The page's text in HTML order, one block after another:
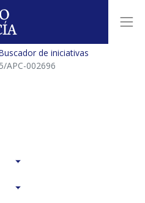
de iniciativas
APC-002696